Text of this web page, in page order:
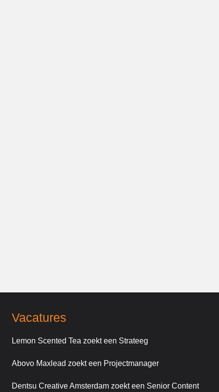
Vacatures
Lemon Scented Tea zoekt een Strateeg
Abovo Maxlead zoekt een Projectmanager
Dentsu Creative Amsterdam zoekt een Senior Content